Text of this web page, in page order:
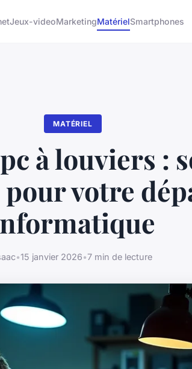
Jeux-videoMarketingMatérielSmartphones
MATÉRIEL
à louviers :
votre
•15 janvier 2026•7 min de lecture